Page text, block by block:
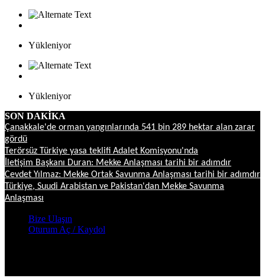
Yükleniyor
Yükleniyor
SON DAKİKA
Çanakkale'de orman yangınlarında 541 bin 289 hektar alan zarar
gördü
Terörsüz Türkiye yasa teklifi Adalet Komisyonu'nda
İletişim Başkanı Duran: Mekke Anlaşması tarihi bir adımdır
Cevdet Yılmaz: Mekke Ortak Savunma Anlaşması tarihi bir adımdır
Türkiye, Suudi Arabistan ve Pakistan'dan Mekke Savunma
Anlaşması
Bize Ulaşın
Oturum Aç / Kaydol